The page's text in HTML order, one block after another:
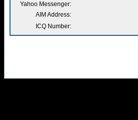
Yahoo Messenger:
AIM Address:
ICQ Number: